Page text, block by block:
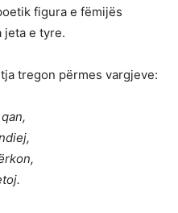
figura e fëmijës
jeta e tyre.
tregon përmes vargjeve: